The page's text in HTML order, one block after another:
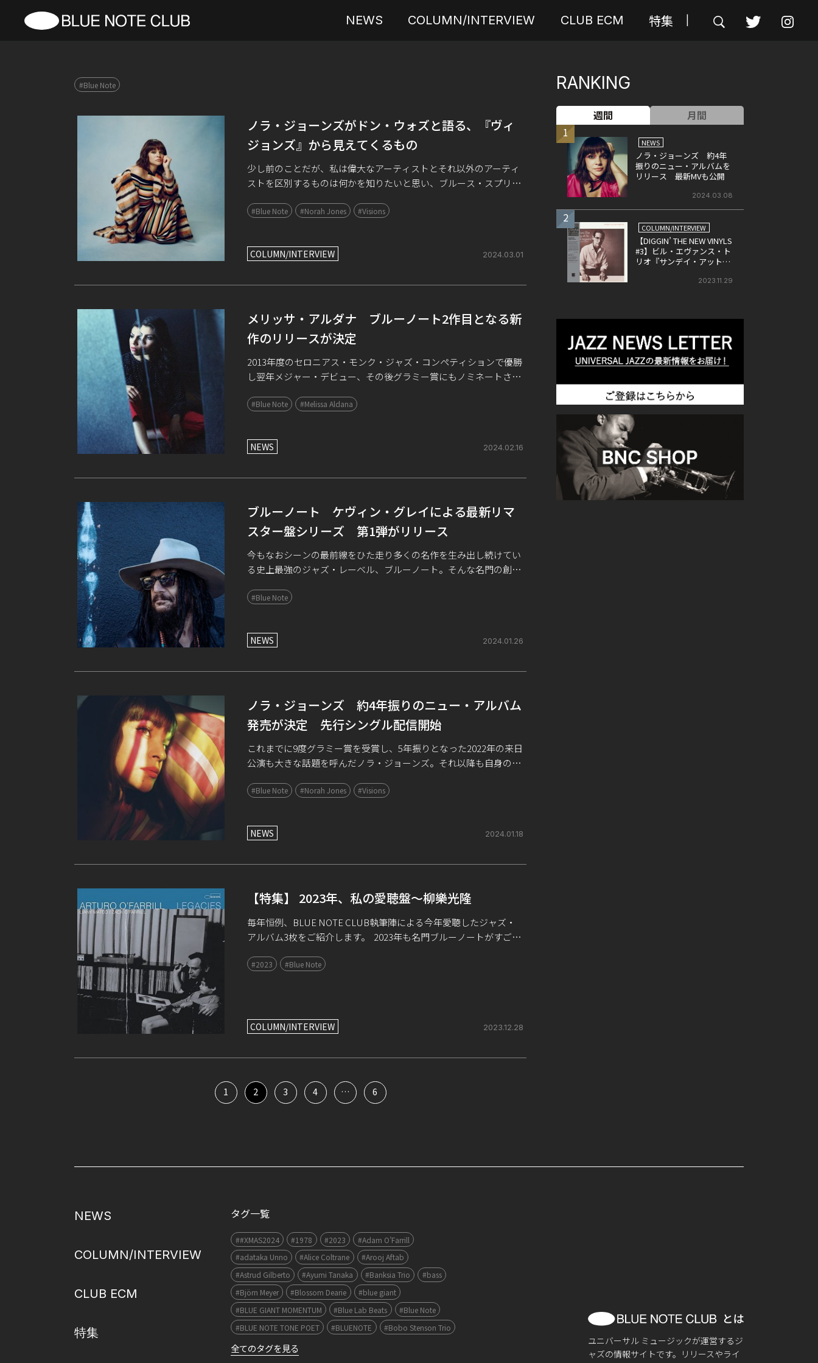
NEWS COLUMN/INTERVIEW CLUB ECM 特集
#Blue Note
ノラ・ジョーンズがドン・ウォズと語る、『ヴィ
ジョンズ』から見えてくるもの
少し前のことだが、私は偉大なアーティストとそれ以外のアーティ
ストを区別するものは何かを知りたいと思い、ブルース・スプリン
たるキャリアの中で、彼はジョーゼフ・キャ […]
#Blue Note #Norah Jones #Visions
COLUMN/INTERVIEW 2024.03.01
メリッサ・アルダナ ブルーノート2作目となる新
作のリリースが決定
2013年度のセロニアス・モンク・ジャズ・コンペティションで優勝
し翌年メジャー・デビュー、その後グラミー賞にもノミネートされ
いるサックス奏者/作曲家のメリッサ・ […]
#Blue Note #Melissa Aldana
NEWS 2024.02.16
ブルーノート ケヴィン・グレイによる最新リマ
スター盤シリーズ 第1弾がリリース
今もなおシーンの最前線をひた走り多くの名作を生み出し続けてい
る史上最強のジャズ・レーベル、ブルーノート。そんな名門の創立
「ブルーノート@85 Remaster […]
#Blue Note
NEWS 2024.01.26
ノラ・ジョーンズ 約4年振りのニュー・アルバム
発売が決定 先行シングル配信開始
これまでに9度グラミー賞を受賞し、5年振りとなった2022年の来日
公演も大きな話題を呼んだノラ・ジョーンズ。それ以降も自身のポ
ヴェ […]
#Blue Note #Norah Jones #Visions
NEWS 2024.01.18
【特集】 2023年、私の愛聴盤～柳樂光隆
毎年恒例、BLUE NOTE CLUB執筆陣による今年愛聴したジャズ・
アルバム3枚をご紹介します。 2023年も名門ブルーノートがすごす
アン・ラージ […]
#2023 #Blue Note
COLUMN/INTERVIEW 2023.12.28
1 2 3 4 … 6
RANKING
週間
月間
1
NEWS
ノラ・ジョーンズ 約4年
振りのニュー・アルバムを
リリース 最新MVも公開
2024.03.08
2
COLUMN/INTERVIEW
【DIGGIN’ THE NEW VINYLS
#3】ビル・エヴァンス・ト
リオ『サンデイ・アット・
2023.11.29
NEWS
COLUMN/INTERVIEW
CLUB ECM
特集
タグ一覧
##XMAS2024 #1978 #2023
#Adam O’Farrill
#adataka Unno
#Alice Coltrane
#Arooj Aftab
#Astrud Gilberto
#Ayumi Tanaka #Banksia Trio
#bass
#Björn Meyer
#Blossom Dearie
#blue giant
#BLUE GIANT MOMENTUM
#Blue Lab Beats
#Blue Note
#BLUE NOTE TONE POET
#BLUENOTE #Bobo Stenson Trio
全てのタグを見る
ユニバーサル ミュージックが運営するジ
ャズの情報サイトです。リリースやライ